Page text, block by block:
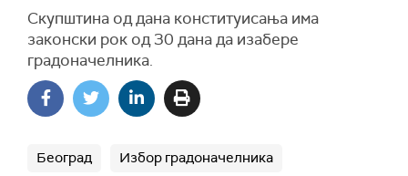
Скупштина од дана конституисања има
законски рок од 30 дана да изабере
градоначелника.
Београд Избор градоначелника